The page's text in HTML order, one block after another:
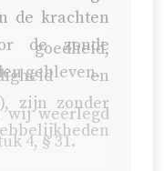
goedheid,
en
), zijn zonder
de krachten
de zonde
gebleven.
wij weerlegd
4, § 31.